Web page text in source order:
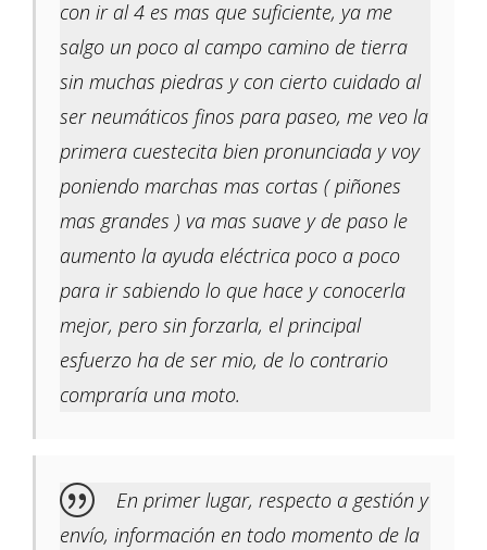
con ir al 4 es mas que suficiente, ya me
salgo un poco al campo camino de tierra
sin muchas piedras y con cierto cuidado al
ser neumáticos finos para paseo, me veo la
primera cuestecita bien pronunciada y voy
poniendo marchas mas cortas ( piñones
mas grandes ) va mas suave y de paso le
aumento la ayuda eléctrica poco a poco
para ir sabiendo lo que hace y conocerla
mejor, pero sin forzarla, el principal
esfuerzo ha de ser mio, de lo contrario
compraría una moto.
En primer lugar, respecto a gestión y
envío, información en todo momento de la